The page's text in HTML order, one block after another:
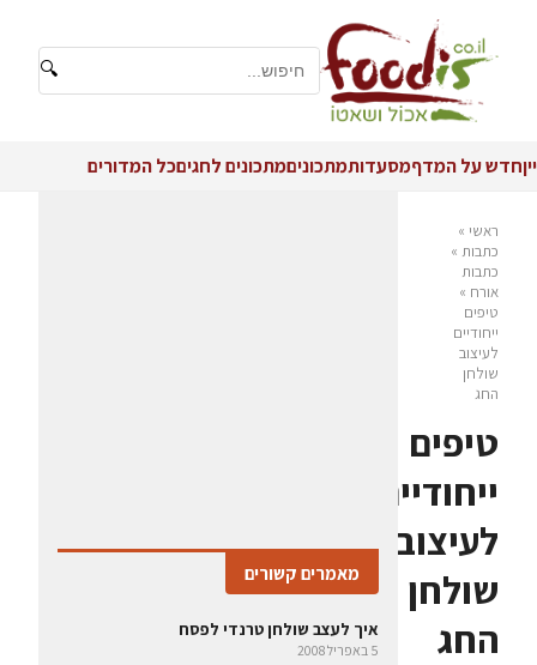
🔍
ייןחדש על המדףמסעדותמתכוניםמתכונים לחגיםכל המדורים
ראשי »
כתבות »
כתבות
אורח »
טיפים
ייחודיים
לעיצוב
שולחן
החג
טיפים
ייחודיים
לעיצוב
שולחן
החג
מאמרים קשורים
איך לעצב שולחן טרנדי לפסח
5 באפריל 2008